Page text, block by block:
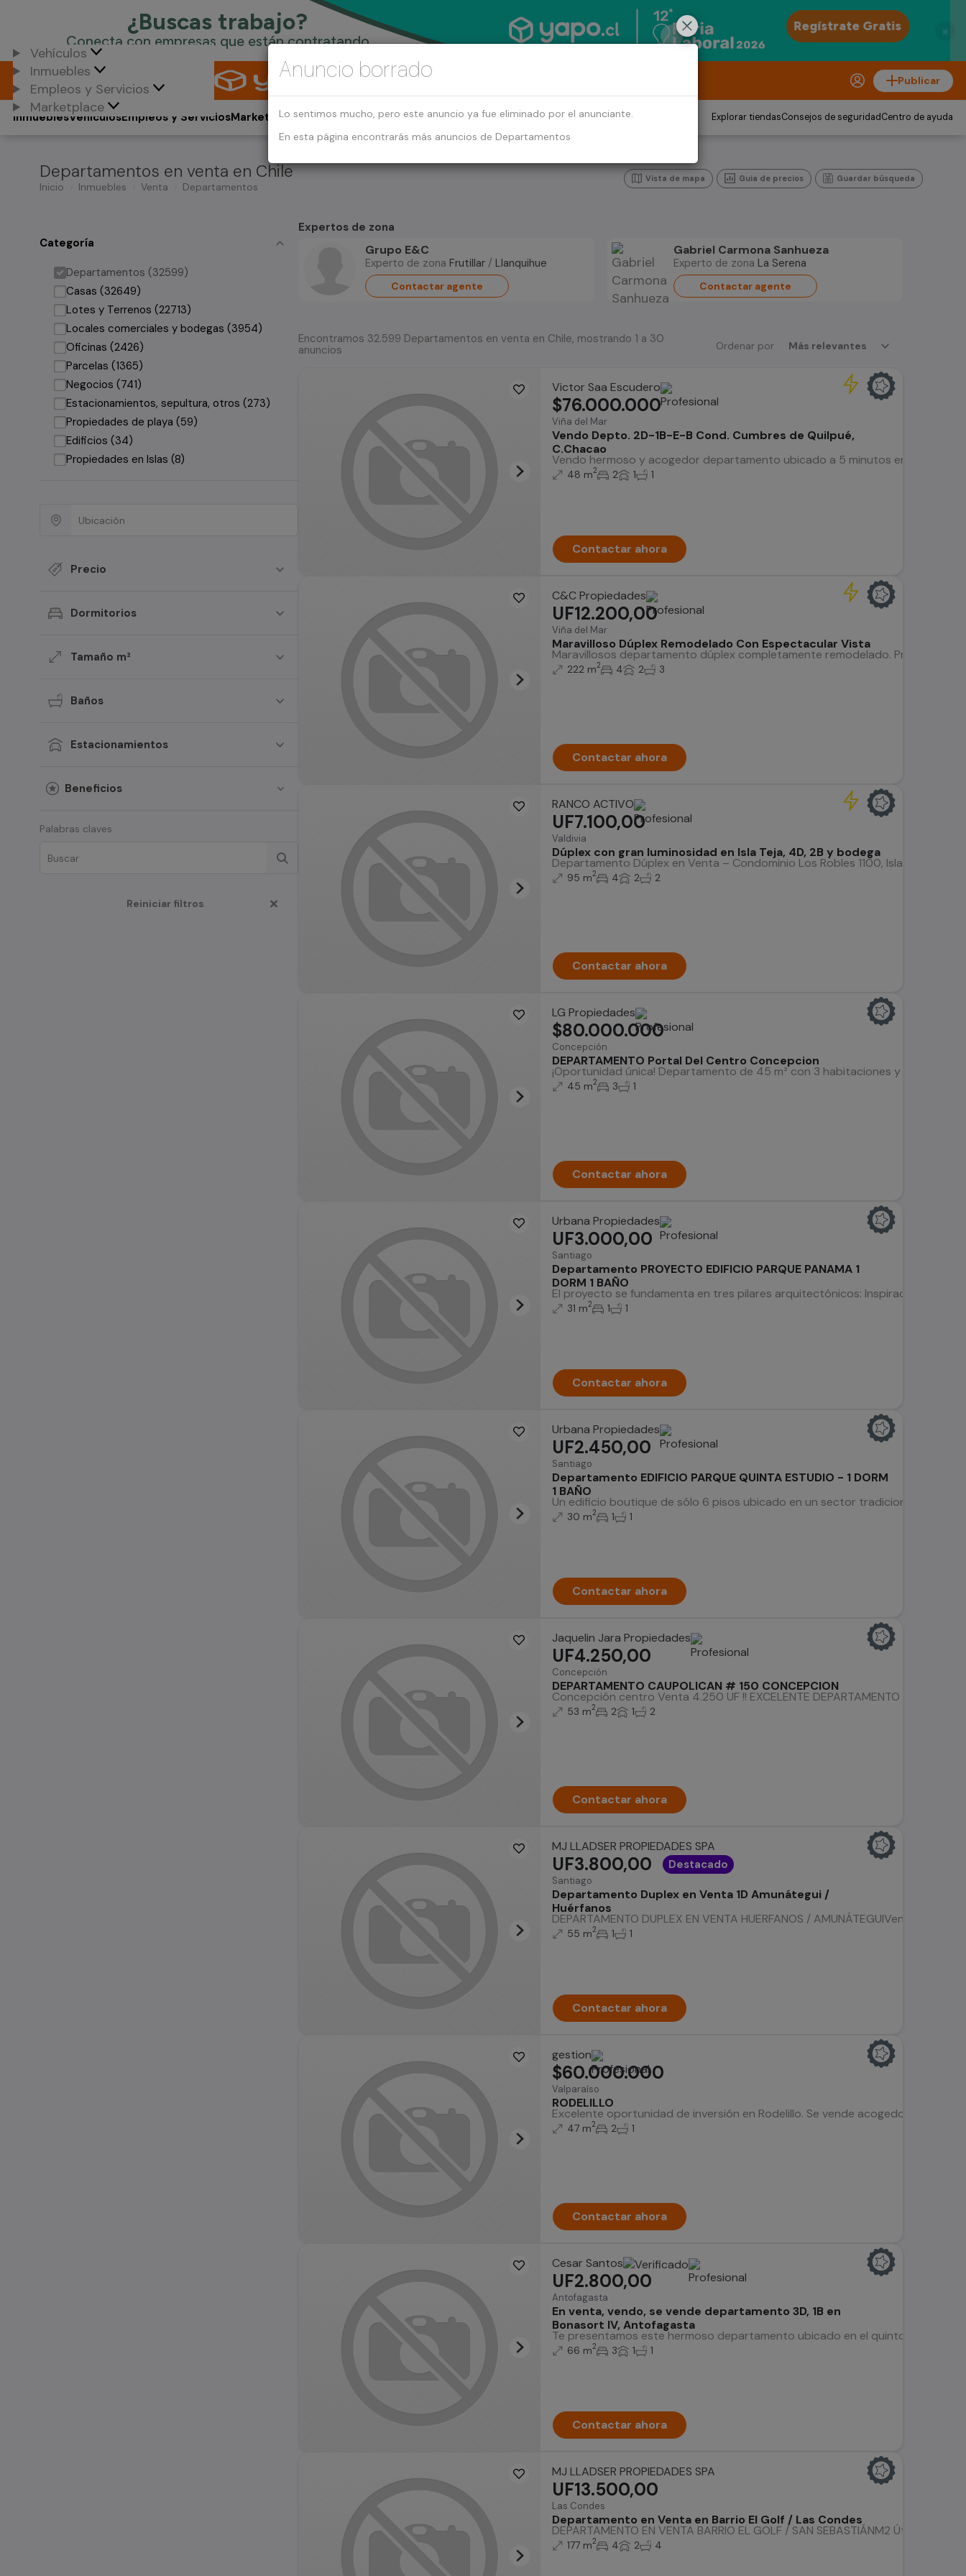
×
Vehículos
Inmuebles
Empleos y Servicios
Marketplace
Publicar
Vehículos
Inmuebles Empleos y ServiciosMarketplace Explorar tiendasConsejos de seguridadCentro de ayuda
Departamentos en venta en Chile
Inicio Inmuebles Venta Departamentos
Vista de mapa Guia de precios Guardar búsqueda
Categoría
Departamentos (32599)
Casas (32649)
Lotes y Terrenos (22713)
Locales comerciales y bodegas (3954)
Oficinas (2426)
Parcelas (1365)
Negocios (741)
Estacionamientos, sepultura, otros (273)
Propiedades de playa (59)
Edificios (34)
Propiedades en Islas (8)
Precio
Dormitorios
Tamaño m²
Baños
Estacionamientos
Beneficios
Palabras claves
Reiniciar filtros
Expertos de zona
Grupo E&C
Experto de zona Frutillar/ Llanquihue
Contactar agente
Gabriel Carmona Sanhueza
Experto de zona La Serena
Contactar agente
Ordenar por Más relevantes
Encontramos 32.599 Departamentos en venta en Chile, mostrando 1 a 30
anuncios
Victor Saa Escudero
Viña del Mar
Vendo Depto. 2D-1B-E-B Cond. Cumbres de Quilpué,
C.Chacao
Vendo hermoso y acogedor departamento ubicado a 5 minutos en vehículo
$76.000.000
48 m2 2 1 1
Contactar ahora
C&C Propiedades
Viña del Mar
Maravilloso Dúplex Remodelado Con Espectacular Vista
Maravillosos departamento dúplex completamente remodelado. Primer piso
UF12.200,00
222 m2 4 2 3
Contactar ahora
RANCO ACTIVO
Valdivia
Dúplex con gran luminosidad en Isla Teja, 4D, 2B y bodega
Departamento Dúplex en Venta – Condominio Los Robles 1100, Isla Teja,
UF7.100,00
95 m2 4 2 2
Contactar ahora
LG Propiedades
Concepción
DEPARTAMENTO Portal Del Centro Concepcion
¡Oportunidad única! Departamento de 45 m² con 3 habitaciones y
$80.000.000
45 m2 3 1
Contactar ahora
Urbana Propiedades
Santiago
Departamento PROYECTO EDIFICIO PARQUE PANAMA 1
DORM 1 BAÑO
El proyecto se fundamenta en tres pilares arquitectónicos: Inspiración
UF3.000,00
31 m2 1 1
Contactar ahora
Urbana Propiedades
Santiago
Departamento EDIFICIO PARQUE QUINTA ESTUDIO - 1 DORM
1 BAÑO
Un edificio boutique de sólo 6 pisos ubicado en un sector tradicional, con
UF2.450,00
30 m2 1 1
Contactar ahora
Jaquelin Jara Propiedades
Concepción
DEPARTAMENTO CAUPOLICAN # 150 CONCEPCION
Concepción centro Venta 4.250 UF !! EXCELENTE DEPARTAMENTO
UF4.250,00
53 m2 2 1 2
Contactar ahora
MJ LLADSER PROPIEDADES SPA
Santiago
Departamento Duplex en Venta 1D Amunátegui /
Huérfanos
DEPARTAMENTO DUPLEX EN VENTA HUERFANOS / AMUNÁTEGUIVenta:
UF3.800,00 Destacado
55 m2 1 1
Contactar ahora
gestion
Valparaíso
RODELILLO
Excelente oportunidad de inversión en Rodelillo. Se vende acogedor
$60.000.000
47 m2 2 1
Contactar ahora
Cesar Santos
Antofagasta
En venta, vendo, se vende departamento 3D, 1B en
Bonasort IV, Antofagasta
Te presentamos este hermoso departamento ubicado en el quinto piso de
UF2.800,00
66 m2 3 1 1
Contactar ahora
MJ LLADSER PROPIEDADES SPA
Las Condes
Departamento en Venta en Barrio El Golf / Las Condes
DEPARTAMENTO EN VENTA BARRIO EL GOLF / SAN SEBASTIÁNM2 Útiles:
UF13.500,00
177 m2 4 2 4
Anuncio borrado
Lo sentimos mucho, pero este anuncio ya fue eliminado por el anunciante.
En esta página encontrarás más anuncios de Departamentos